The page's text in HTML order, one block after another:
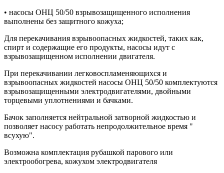
• насосы ОНЦ 50/50 взрывозащищенного исполнения
выполнены без защитного кожуха;
Для перекачивания взрывоопасных жидкостей, таких как,
спирт и содержащие его продукты, насосы идут с
взрывозащищенном исполнении двигателя.
При перекачивании легковоспламеняющихся и
взрывоопасных жидкостей насосы ОНЦ 50/50 комплектуются
взрывозащищенными электродвигателями, двойными
торцевыми уплотнениями и бачками.
Бачок заполняется нейтральной затворной жидкостью и
позволяет насосу работать непродолжительное время "
всухую".
Возможна комплектация рубашкой парового или
электрообогрева, кожухом электродвигателя